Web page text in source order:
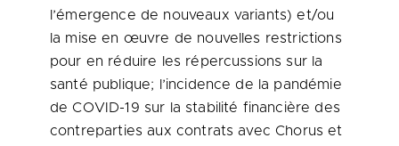
l’émergence de nouveaux variants) et/ou
la mise en œuvre de nouvelles restrictions
pour en réduire les répercussions sur la
santé publique; l’incidence de la pandémie
de COVID-19 sur la stabilité financière des
contreparties aux contrats avec Chorus et